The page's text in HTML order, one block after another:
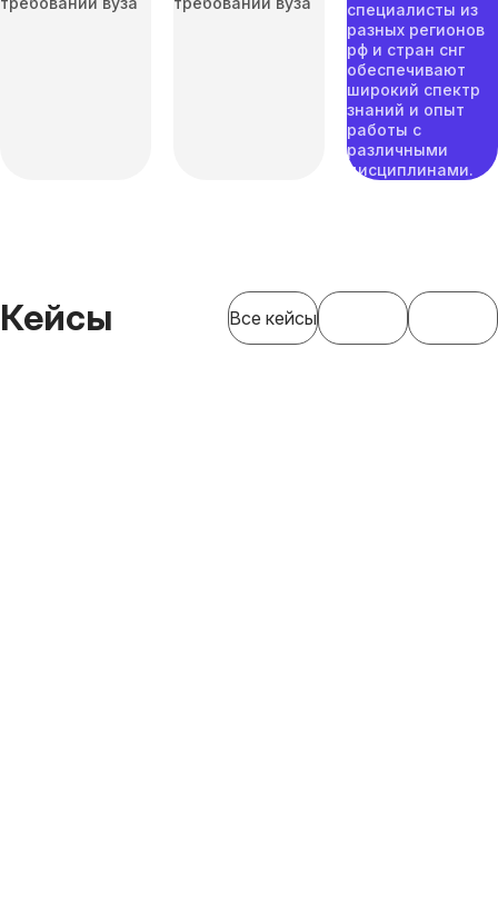
специалисты из
разных регионов
рф и стран снг
обеспечивают
широкий спектр
знаний и опыт
работы с
различными
дисциплинами.
Кейсы Все кейсы